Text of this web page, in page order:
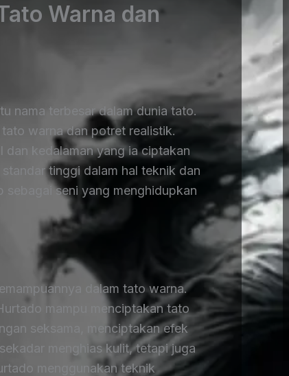
Warna dan
nama terbesar dalam dunia tato.
warna dan potret realistik.
dan kedalaman yang ia ciptakan
tinggi dalam hal teknik dan
seni yang menghidupkan
dalam tato warna.
mampu menciptakan tato
seksama, menciptakan efek
menghias kulit, tetapi juga
menggunakan teknik